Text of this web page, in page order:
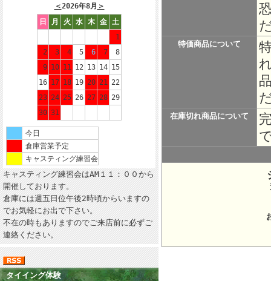
＜2026年8月 ＞
日
月 火 水 木 金
土
1
2
3 4 5 6 7
8
9 10 11 12 13 14 15
16 17 18 19 20 21
22
23 24 25 26 27 28 29
30 31
今日
倉庫営業予定
キャスティング練習会
キャスティング練習会はAM１１：００から
開催しております。
倉庫には週五日位午後2時頃からいますの
でお気軽にお出で下さい。
不在の時もありますのでご来店前に必ずご
連絡ください。
タイイング体験
特価商品について
在庫切れ商品について